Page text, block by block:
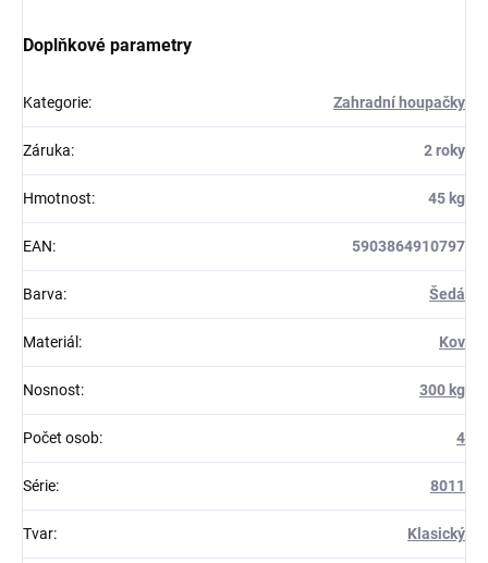
Doplňkové parametry
Kategorie: Zahradní houpačky
Záruka: 2 roky
Hmotnost: 45 kg
EAN: 5903864910797
Barva: Šedá
Materiál : Kov
Nosnost: 300 kg
Počet osob: 4
Série: 8011
Tvar: Klasický